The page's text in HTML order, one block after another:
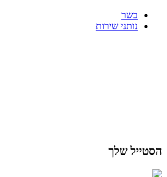
כשר
נותני שירות
הסטייל שלך